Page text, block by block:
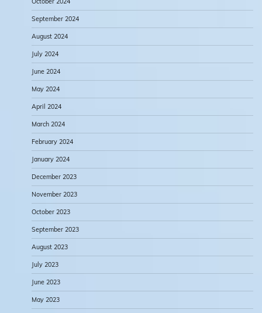
September 2024
August 2024
July 2024
June 2024
May 2024
April 2024
March 2024
February 2024
January 2024
December 2023
November 2023
October 2023
September 2023
August 2023
July 2023
June 2023
May 2023